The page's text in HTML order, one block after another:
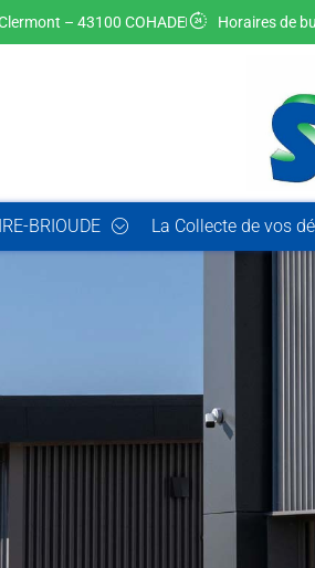
– 43100 COHADE Horaires de
BRIOUDE La Collecte de vos